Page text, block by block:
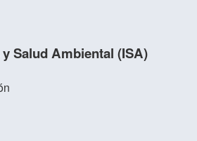
Salud Ambiental (ISA)